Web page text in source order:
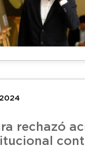
rechazó